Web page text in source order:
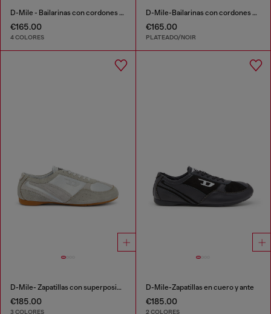
D-Mile - Bailarinas con cordones en piel y malla
€165.00
4 COLORES
D-Mile-Bailarinas con cordones metálicos
€165.00
PLATEADO/NOIR
D-Mile- Zapatillas con superposiciones de ante
€185.00
3 COLORES
D-Mile-Zapatillas en cuero y ante
€185.00
2 COLORES